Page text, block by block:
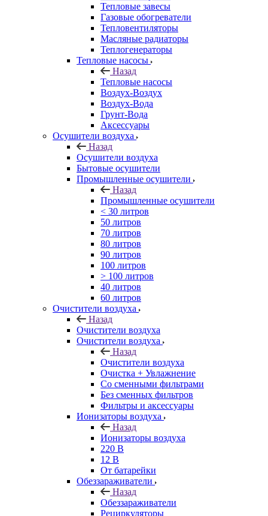
Тепловые завесы
Газовые обогреватели
Тепловентиляторы
Масляные радиаторы
Теплогенераторы
Тепловые насосы
Назад
Тепловые насосы
Воздух-Воздух
Воздух-Вода
Грунт-Вода
Аксессуары
Осушители воздуха
Назад
Осушители воздуха
Бытовые осушители
Промышленные осушители
Назад
Промышленные осушители
< 30 литров
50 литров
70 литров
80 литров
90 литров
100 литров
> 100 литров
40 литров
60 литров
Очистители воздуха
Назад
Очистители воздуха
Очистители воздуха
Назад
Очистители воздуха
Очистка + Увлажнение
Cо сменными фильтрами
Без сменных фильтров
Фильтры и аксессуары
Ионизаторы воздуха
Назад
Ионизаторы воздуха
220 В
12 В
От батарейки
Обеззараживатели
Назад
Обеззараживатели
Рециркуляторы